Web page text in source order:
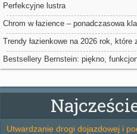
Perfekcyjne lustra
Chrom w łazience – ponadczasowa
mody
Trendy łazienkowe na 2026 rok,
spa
Bestsellery Bernstein: piękno,
Utwardzanie drogi dojazdowej i